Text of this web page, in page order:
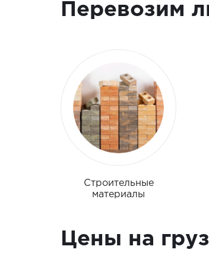
Перевозим
Строительные
материалы
Цены на